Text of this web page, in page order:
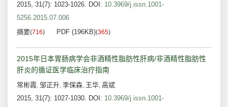
2015, 31(7): 1023-1026. DOI: 10.3969/j.issn.1001-
5256.2015.07.006
摘要(716) PDF (196KB)(365)
2015年日本胃肠病学会非酒精性脂肪性肝病/非酒精性脂肪性
肝炎的循证医学临床治疗指南
常彬霞, 邹正升, 李保森, 王华, 高斌
2015, 31(7): 1027-1030. DOI: 10.3969/j.issn.1001-